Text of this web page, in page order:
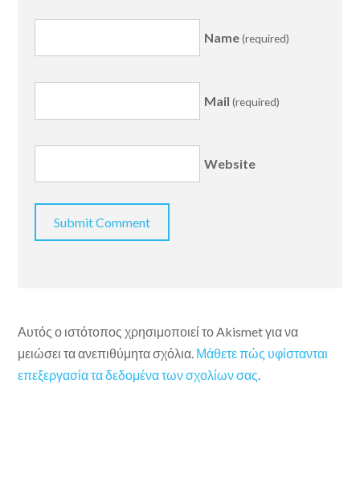
Name(required)
Mail (required)
Website
Αυτός ο ιστότοπος χρησιμοποιεί το Akismet για να
μειώσει τα ανεπιθύμητα σχόλια. Μάθετε πώς υφίστανται
επεξεργασία τα δεδομένα των σχολίων σας.